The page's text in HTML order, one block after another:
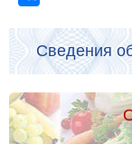
Сведения